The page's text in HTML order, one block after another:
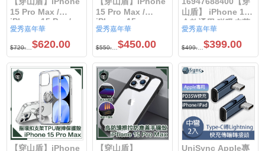
15 Pro Max /
iPhone 15 Pro /
iPhone 15 plus /
iPhone 15 升級防
護支援Magsafe指
環支架保護殼 黑藍
愛秀嘉年華
$720.00$620.00
15 Pro Max /
iPhone 15
Pro/iPhone 15
經典皮革磁吸防摔
翻蓋手機殼
愛秀嘉年華
$550.00 $450.00
山盾】 iPhone 15
全款通用 磁吸皮革
錢夾卡片收納套
499 399
愛秀嘉年華
$499.00 $399.00
【穿山盾】iPhone
【穿山盾】
UniSync Apple專